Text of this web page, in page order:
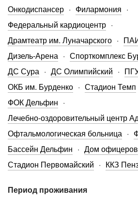
Онкодиспансер
Филармония
Федеральный кардиоцентр
Драмтеатр им. Луначарского
Дизель-Арена
Спорткомплекс
ДС Сура
ДС Олимпийский
ОКБ им. Бурденко
Стадион Темп
ФОК Дельфин
Лечебно-оздоровительный центр
Офтальмологическая больница
Бассейн Дельфин
Дом офицеров
Стадион Первомайский
ККЗ
Период проживания